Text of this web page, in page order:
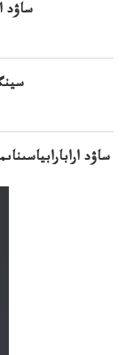
ساۋد
ساۋد